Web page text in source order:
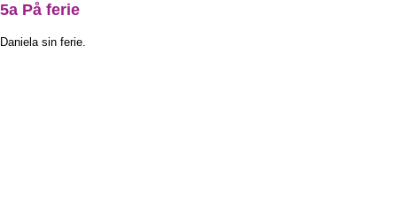
5a På ferie
Daniela sin ferie.